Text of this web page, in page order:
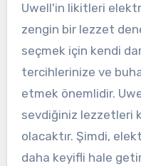
Uwell'in likitleri
zengin bir lezzet
seçmek için kendi
tercihlerinize ve
etmek önemlidir.
sevdiğiniz lezzetleri
olacaktır. Şimdi,
daha keyifli hale